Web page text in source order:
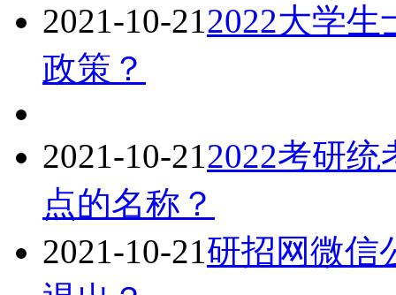
2021-10-212022大学
政策？
2021-10-212022考研
点的名称？
2021-10-21研招网微信